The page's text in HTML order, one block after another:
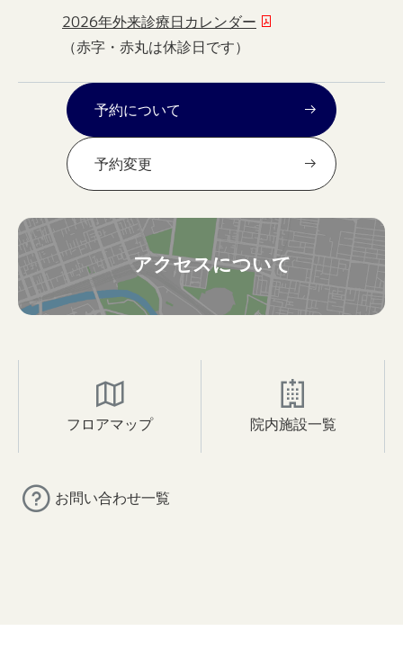
2026年外来診療日カレンダー
（赤字・赤丸は休診日です）
予約について
予約変更
アクセスについて
フロアマップ 院内施設一覧
お問い合わせ一覧